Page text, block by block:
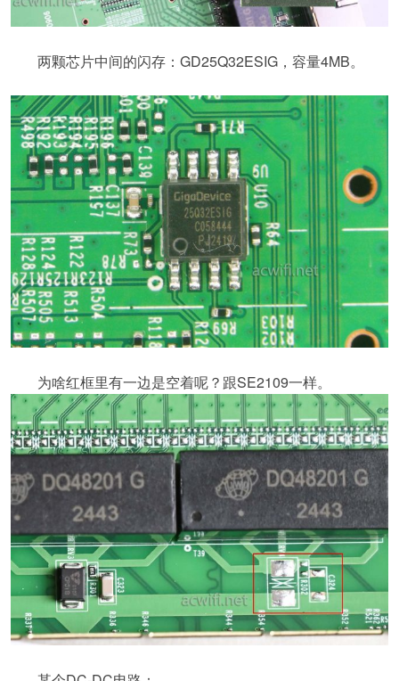
两颗芯片中间的闪存：GD25Q32ESIG，容量4MB。
为啥红框里有一边是空着呢？跟SE2109一样。